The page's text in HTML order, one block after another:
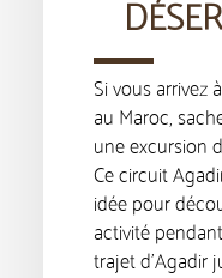
Si vous arrivez
au Maroc,
une excursion
Ce circuit
idée pour
activité
trajet d’Agadir